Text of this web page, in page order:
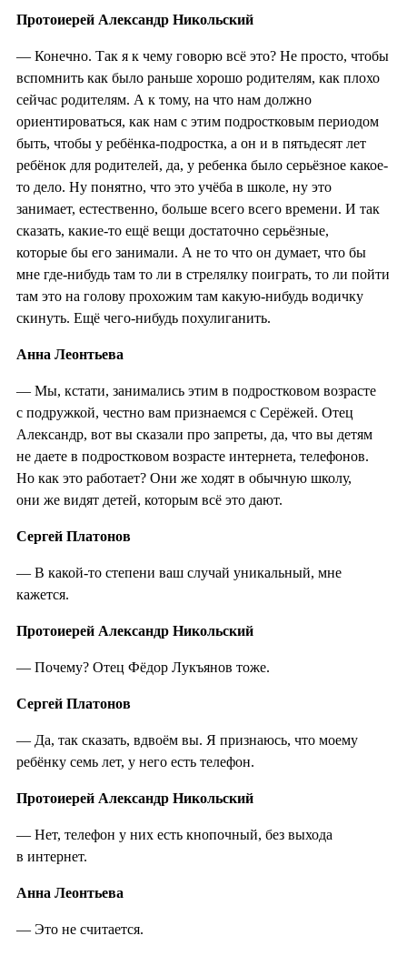
Протоиерей Александр Никольский
— Конечно. Так я к чему говорю всё это? Не просто, чтобы
вспомнить как было раньше хорошо родителям, как плохо
сейчас родителям. А к тому, на что нам должно
ориентироваться, как нам с этим подростковым периодом
быть, чтобы у ребёнка-подростка, а он и в пятьдесят лет
ребёнок для родителей, да, у ребенка было серьёзное какое-
то дело. Ну понятно, что это учёба в школе, ну это
занимает, естественно, больше всего всего времени. И так
сказать, какие-то ещё вещи достаточно серьёзные,
которые бы его занимали. А не то что он думает, что бы
мне где-нибудь там то ли в стрелялку поиграть, то ли пойти
там это на голову прохожим там какую-нибудь водичку
скинуть. Ещё чего-нибудь похулиганить.
Анна Леонтьева
— Мы, кстати, занимались этим в подростковом возрасте
с подружкой, честно вам признаемся с Серёжей. Отец
Александр, вот вы сказали про запреты, да, что вы детям
не даете в подростковом возрасте интернета, телефонов.
Но как это работает? Они же ходят в обычную школу,
они же видят детей, которым всё это дают.
Сергей Платонов
— В какой-то степени ваш случай уникальный, мне
кажется.
Протоиерей Александр Никольский
— Почему? Отец Фёдор Лукъянов тоже.
Сергей Платонов
— Да, так сказать, вдвоём вы. Я признаюсь, что моему
ребёнку семь лет, у него есть телефон.
Протоиерей Александр Никольский
— Нет, телефон у них есть кнопочный, без выхода
в интернет.
Анна Леонтьева
— Это не считается.